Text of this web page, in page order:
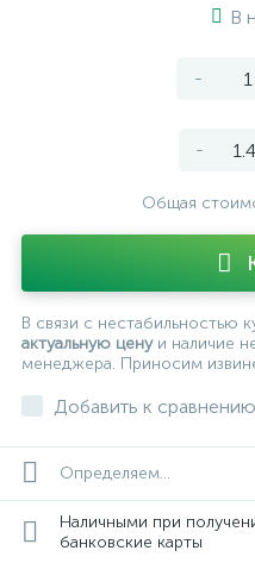
В
-
-
Общая
В связи с нестабильностью
актуальную ценуи наличие
менеджера. Приносим
Добавить к сравнению
Определяем...
Наличными при
банковские карты